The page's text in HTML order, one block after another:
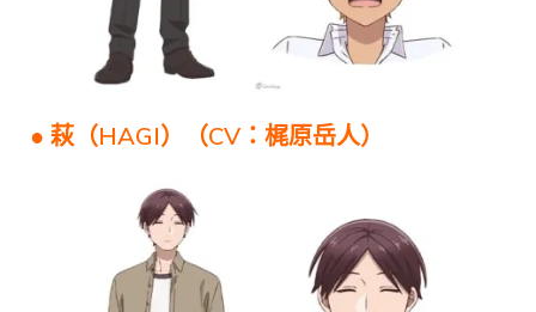
● 萩（HAGI）（CV：梶原岳人）